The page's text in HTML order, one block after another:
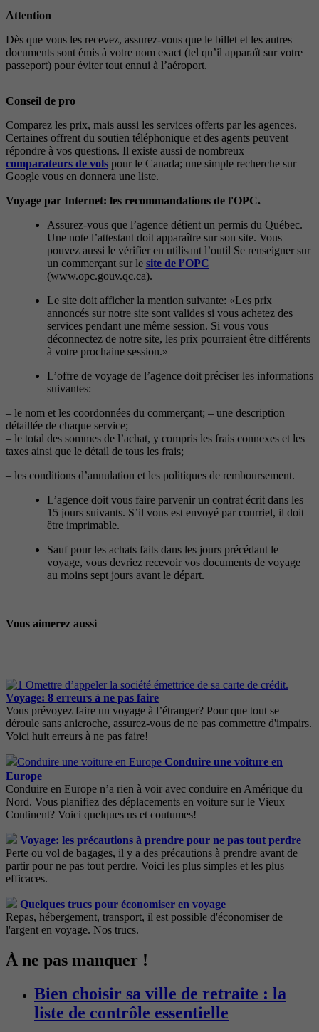
Attention
Dès que vous les recevez, assurez-vous que le billet et les autres
documents sont émis à votre nom exact (tel qu’il apparaît sur votre
passeport) pour éviter tout ennui à l’aéroport.
Conseil de pro
Comparez les prix, mais aussi les services offerts par les agences.
Certaines offrent du soutien téléphonique et des agents peuvent
répondre à vos questions. Il existe aussi de nombreux
comparateurs de vols pour le Canada; une simple recherche sur
Google vous en donnera une liste.
Voyage par Internet: les recommandations de l'OPC.
Assurez-vous que l’agence détient un permis du Québec.
Une note l’attestant doit apparaître sur son site. Vous
pouvez aussi le vérifier en utilisant l’outil Se renseigner sur
un commerçant sur le site de l’OPC
(www.opc.gouv.qc.ca).
Le site doit afficher la mention suivante: «Les prix
annoncés sur notre site sont valides si vous achetez des
services pendant une même session. Si vous vous
déconnectez de notre site, les prix pourraient être différents
à votre prochaine session.»
L’offre de voyage de l’agence doit préciser les informations
suivantes:
– le nom et les coordonnées du commerçant; – une description
détaillée de chaque service;
– le total des sommes de l’achat, y compris les frais connexes et les
taxes ainsi que le détail de tous les frais;
– les conditions d’annulation et les politiques de remboursement.
L’agence doit vous faire parvenir un contrat écrit dans les
15 jours suivants. S’il vous est envoyé par courriel, il doit
être imprimable.
Sauf pour les achats faits dans les jours précédant le
voyage, vous devriez recevoir vos documents de voyage
au moins sept jours avant le départ.
Vous aimerez aussi
Voyage: 8 erreurs à ne pas faire
Vous prévoyez faire un voyage à l’étranger? Pour que tout se
déroule sans anicroche, assurez-vous de ne pas commettre d'impairs.
Voici huit erreurs à ne pas faire!
Conduire une voiture en
Europe
Conduire en Europe n’a rien à voir avec conduire en Amérique du
Nord. Vous planifiez des déplacements en voiture sur le Vieux
Continent? Voici quelques us et coutumes!
Voyage: les précautions à prendre pour ne pas tout perdre
Perte ou vol de bagages, il y a des précautions à prendre avant de
partir pour ne pas tout perdre. Voici les plus simples et les plus
efficaces.
Quelques trucs pour économiser en voyage
Repas, hébergement, transport, il est possible d'économiser de
l'argent en voyage. Nos trucs.
À ne pas manquer !
Bien choisir sa ville de retraite : la
liste de contrôle essentielle